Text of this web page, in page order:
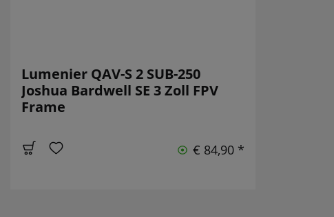
Lumenier QAV-S 2 SUB-250
Joshua Bardwell SE 3 Zoll FPV
Frame
€ 84,90 *